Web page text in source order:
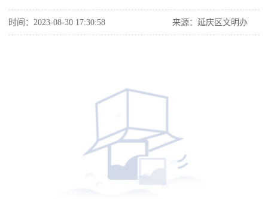
时间：2023-08-30 17:30:58 来源：延庆区文明办